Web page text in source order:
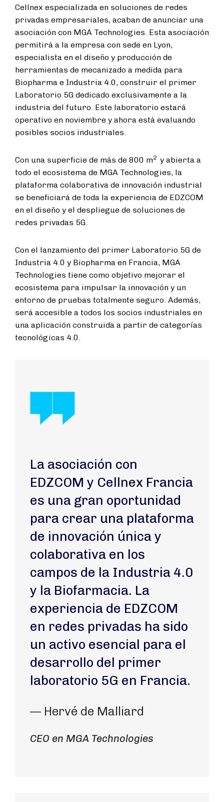
Cellnex especializada en soluciones de redes
privadas empresariales, acaban de anunciar una
asociación con MGA Technologies. Esta asociación
permitirá a la empresa con sede en Lyon,
especialista en el diseño y producción de
herramientas de mecanizado a medida para
Biopharma e Industria 4.0, construir el primer
Laboratorio 5G dedicado exclusivamente a la
industria del futuro. Este laboratorio estará
operativo en noviembre y ahora está evaluando
posibles socios industriales.
Con una superficie de más de 800 m2 y abierta a
todo el ecosistema de MGA Technologies, la
plataforma colaborativa de innovación industrial
se beneficiará de toda la experiencia de EDZCOM
en el diseño y el despliegue de soluciones de
redes privadas 5G.
Con el lanzamiento del primer Laboratorio 5G de
Industria 4.0 y Biopharma en Francia, MGA
Technologies tiene como objetivo mejorar el
ecosistema para impulsar la innovación y un
entorno de pruebas totalmente seguro. Además,
será accesible a todos los socios industriales en
una aplicación construida a partir de categorías
tecnológicas 4.0.
La asociación con
EDZCOM y Cellnex Francia
es una gran oportunidad
para crear una plataforma
de innovación única y
colaborativa en los
campos de la Industria 4.0
y la Biofarmacia. La
experiencia de EDZCOM
en redes privadas ha sido
un activo esencial para el
desarrollo del primer
laboratorio 5G en Francia.
— Hervé de Malliard
CEO en MGA Technologies